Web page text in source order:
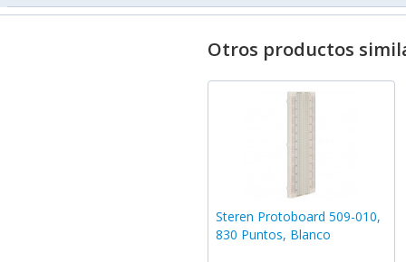
Otros productos
Steren Protoboard 509-010,
830 Puntos, Blanco